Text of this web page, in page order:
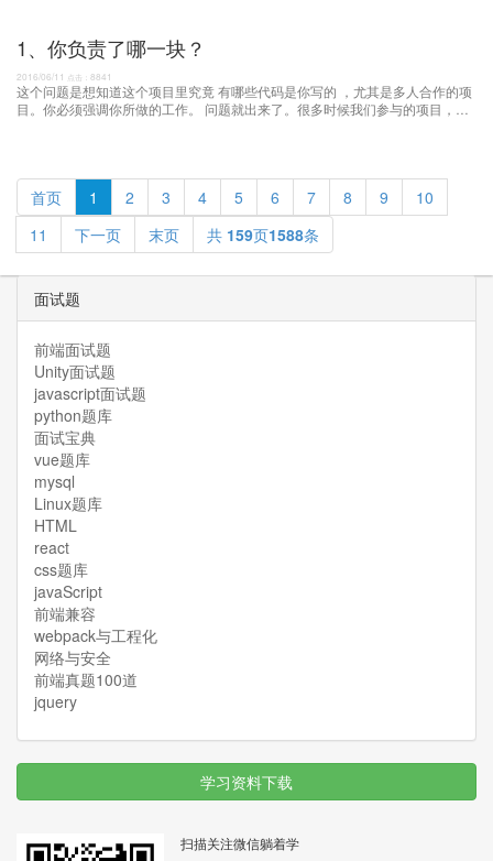
1、你负责了哪一块？
2016/06/11 点击： 8841
这个问题是想知道这个项目里究竟 有哪些代码是你写的 ，尤其是多人合作的项
目。你必须强调你所做的工作。 问题就出来了。很多时候我们参与的项目，他
首页 1 2 3 4 5 6 7 8 9
10
11
下一页 末页 共 159页1588条
面试题
前端面试题
Unity面试题
javascript面试题
python题库
面试宝典
vue题库
mysql
Linux题库
HTML
react
css题库
javaScript
前端兼容
webpack与工程化
网络与安全
前端真题100道
jquery
学习资料下载
扫描关注微信躺着学